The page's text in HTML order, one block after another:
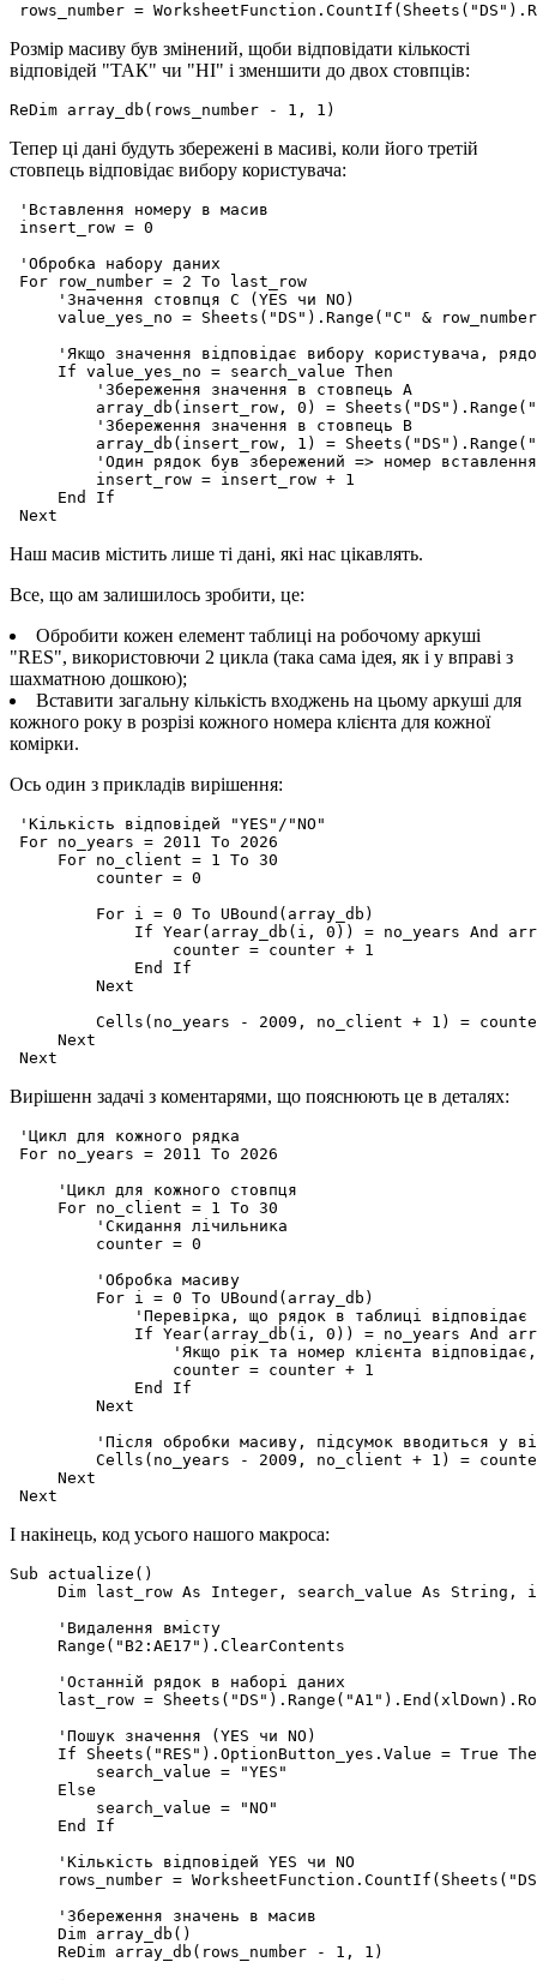
Розмір масиву був змінений, щоби відповідати кількості
відповідей "ТАК" чи "НІ" і зменшити до двох стовпців:
Тепер ці дані будуть збережені в масиві, коли його третій
стовпець відповідає вибору користувача:
'Вставлення номеру в масив
insert_row = 0
'Обробка набору даних
For row_number = 2 To last_row
     'Значення стовпця C (YES чи NO)
value_yes_no = Sheets("DS").Range("C" &
'Якщо значення відповідає вибору користувача,
     If value_yes_no = search_value Then
         'Збереження значення в стовпець A
array_db(insert_row, 0) =
         'Збереження значення в стовпець B
array_db(insert_row, 1) =
'Один рядок був збережений => номер
         insert_row = insert_row + 1
     End If
Наш масив містить лише ті дані, які нас цікавлять.
Все, що ам залишилось зробити, це:
Обробити кожен елемент таблиці на робочому аркуші
"RES", використовючи 2 цикла (така сама ідея, як і у вправі з
шахматною дошкою);
Вставити загальну кількість входжень на цьому аркуші для
кожного року в розрізі кожного номера клієнта для кожної
комірки.
Ось один з прикладів вирішення:
'Кількість відповідей "YES"/"NO"
For no_years = 2011 To 2026
     For no_client = 1 To 30
         counter = 0
         For i = 0 To UBound(array_db)
If Year(array_db(i, 0)) = no_years And
                 counter = counter + 1
             End If
         Next
Cells(no_years - 2009, no_client + 1) =
     Next
Вирішенн задачі з коментарями, що пояснюють це в деталях:
'Цикл для кожного рядка
For no_years = 2011 To 2026
     'Цикл для кожного стовпця
     For no_client = 1 To 30
         'Скидання лічильника
         counter = 0
         'Обробка масиву
         For i = 0 To UBound(array_db)
'Перевірка, що рядок в таблиці відповідає
If Year(array_db(i, 0)) = no_years And
'Якщо рік та номер клієнта
                 counter = counter + 1
             End If
         Next
'Після обробки масиву, підсумок вводиться у
Cells(no_years - 2009, no_client + 1) =
     Next
І накінець, код усього нашого макроса:
Sub actualize()
Dim last_row As Integer, search_value As String,
     'Видалення вмісту
     Range("B2:AE17").ClearContents
     'Останній рядок в наборі даних
last_row =
     'Пошук значення (YES чи NO)
If Sheets("RES").OptionButton_yes.Value = True
         search_value = "YES"
     Else
         search_value = "NO"
     End If
     'Кількість відповідей YES чи NO
rows_number =
     'Збереження значень в масив
     Dim array_db()
     ReDim array_db(rows_number - 1, 1)